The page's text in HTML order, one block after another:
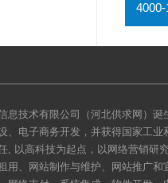
息技术有限公司（河北供求网）
、电子商务开发，并获得国家工
, 以高科技为起点，以网络营销研
用、网站制作与维护、网站推广